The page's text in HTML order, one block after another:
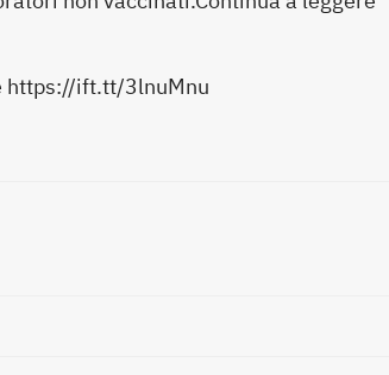
https://ift.tt/3lnuMnu